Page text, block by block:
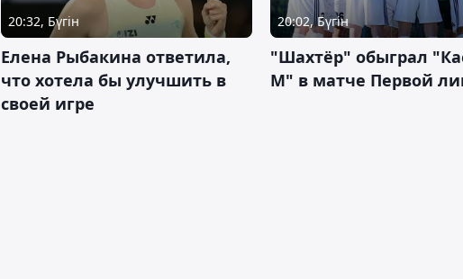
20:32, Бүгін
Елена Рыбакина ответила,
что хотела бы улучшить в
своей игре
20:02, Бүгін
"Шахтёр" обыграл
М" в матче Первой